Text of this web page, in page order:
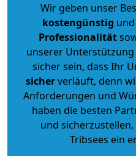
Wir geben unser
kostengünstig
Professionalität
unserer
sicher sein, dass Ihr
sicherverläuft, denn
Anforderungen und
haben die besten
und
Tribsees ein